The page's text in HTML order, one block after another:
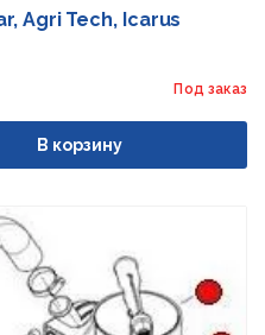
Agri Tech, Icarus
Под заказ
В корзину